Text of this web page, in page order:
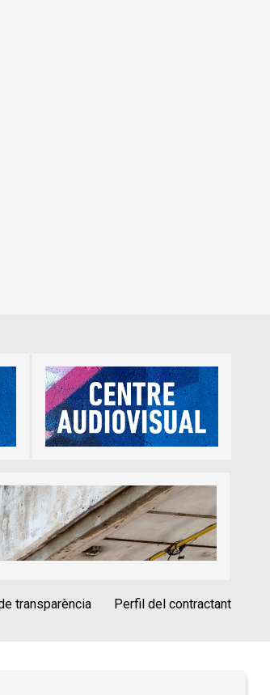
transparència Perfil del contractant